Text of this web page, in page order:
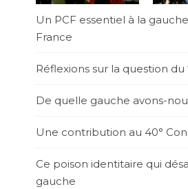
Un PCF essentiel à la
France
Réflexions sur la question du
De quelle gauche avons-
Une contribution au 40°
Ce poison identitaire qui
gauche